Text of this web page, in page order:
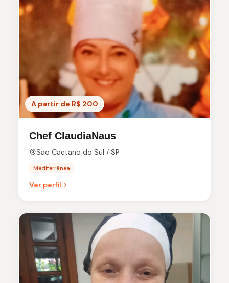
A partir de R$ 200
Chef ClaudiaNaus
São Caetano do Sul / SP
Mediterrânea
Ver perfil